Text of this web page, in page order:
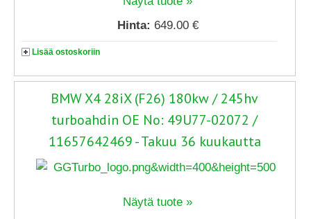
Hinta: 649.00 €
Lisää ostoskoriin
BMW X4 28iX (F26) 180kw / 245hv
turboahdin OE No: 49U77-02072 /
11657642469 - Takuu 36 kuukautta
Näytä tuote »